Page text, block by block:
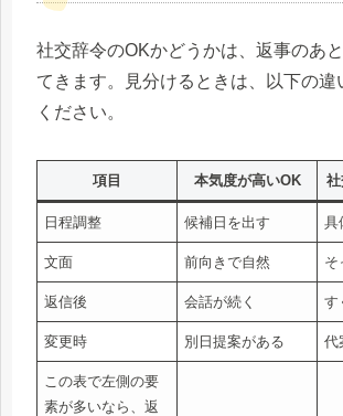
社交辞令のOKかどうかは、返事のあ
てきます。見分けるときは、以下の違
ください。
項目 本気度が高いOK
日程調整 候補日を出す 具
文面 前向きで自然 そ
返信後 会話が続く す
変更時 別日提案がある 代
この表で左側の要
素が多いなら、返